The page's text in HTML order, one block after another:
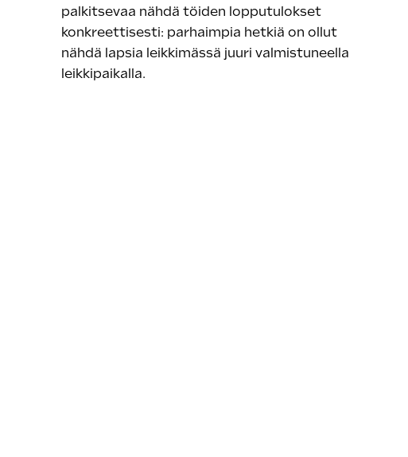
palkitsevaa nähdä töiden lopputulokset
konkreettisesti: parhaimpia hetkiä on ollut
nähdä lapsia leikkimässä juuri valmistuneella
leikkipaikalla.